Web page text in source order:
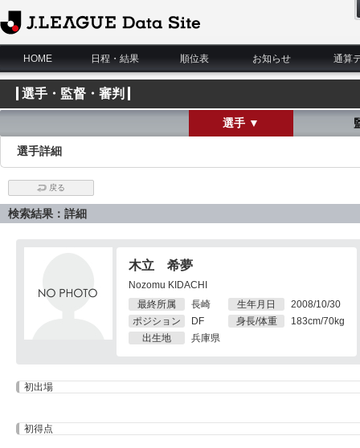
J.League Data Site
HOME
日程・結果 順位表 お知らせ 通算
選手・監督・審判
選手 ▼
選手詳細
戻る
検索結果：詳細
木立 希夢
Nozomu KIDACHI
最終所属
長崎
ポジション
DF
出生地
兵庫県
生年月日
2008/10/30
身長/体重
183cm/70kg
初出場
初得点